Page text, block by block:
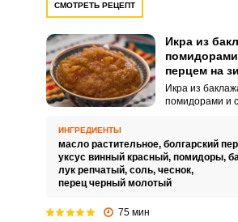
СМОТРЕТЬ РЕЦЕПТ
Икра из
перцем на
Икра из
помидорами и
Аппетитная
заменит
также станет
гарниром к
ИНГРЕДИЕНТЫ
масло растительное, болгарский
уксус винный красный, помидоры,
лук репчатый, соль, чеснок,
перец черный молотый
75 мин